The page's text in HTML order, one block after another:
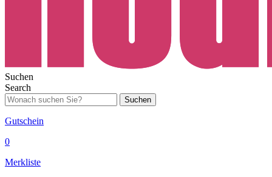
Suchen
Search
Suchen
Gutschein
0
Merkliste